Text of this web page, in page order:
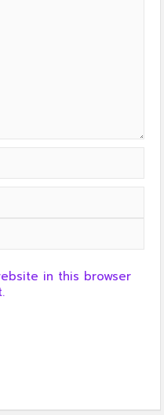
in this browser